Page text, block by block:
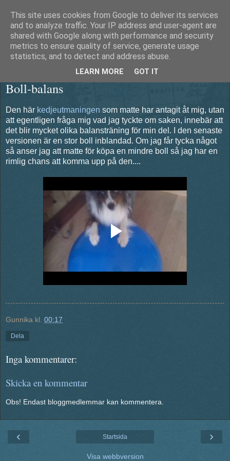
Äventyrshunden Diesel
Boll-balans
Den här kedjeutmaningen som matte har antagit åt mig, utan
att egentligen fråga mig vad jag tyckte om saken, innebär att
det blir mycket olika balansträning för min del. I den senaste
versionen är en stor boll inblandad. Om jag får tycka något
så anser jag att matte för köpa en mindre boll så jag har en
rimlig chans att komma upp på den....
Gunnika kl. 00:17
Dela
Inga kommentarer:
Skicka en kommentar
Obs! Endast bloggmedlemmar kan kommentera.
‹ ›
Startsida
Visa webbversion
This site uses cookies from Google to deliver its services
and to analyze traffic. Your IP address and user-agent are
shared with Google along with performance and security
metrics to ensure quality of service, generate usage
statistics, and to detect and address abuse.
LEARN MORE GOT IT